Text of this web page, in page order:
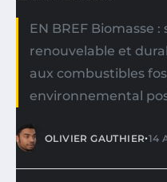
EN BREF Biomasse
renouvelable et
aux combustibles
environnemental
OLIVIER GAUTHIER•14